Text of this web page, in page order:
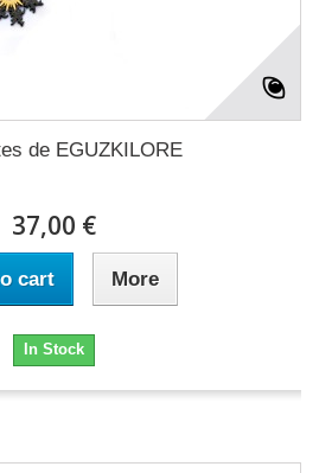
de EGUZKILORE
37,00 €
cart More
In Stock